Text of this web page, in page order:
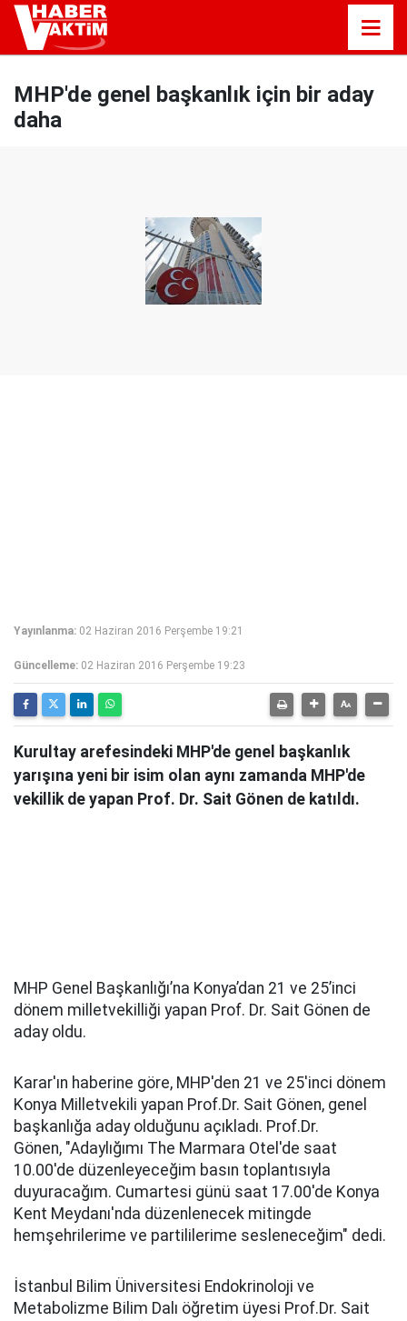
MHP'de genel başkanlık için bir aday
daha
Yayınlanma: 02 Haziran 2016 Perşembe 19:21
Güncelleme: 02 Haziran 2016 Perşembe 19:23
Kurultay arefesindeki MHP'de genel başkanlık
yarışına yeni bir isim olan aynı zamanda MHP'de
vekillik de yapan Prof. Dr. Sait Gönen de katıldı.
MHP Genel Başkanlığı’na Konya’dan 21 ve 25’inci
dönem milletvekilliği yapan Prof. Dr. Sait Gönen de
aday oldu.
Karar'ın haberine göre, MHP'den 21 ve 25'inci dönem
Konya Milletvekili yapan Prof.Dr. Sait Gönen, genel
başkanlığa aday olduğunu açıkladı. Prof.Dr.
Gönen, "Adaylığımı The Marmara Otel'de saat
10.00'de düzenleyeceğim basın toplantısıyla
duyuracağım. Cumartesi günü saat 17.00'de Konya
Kent Meydanı'nda düzenlenecek mitingde
hemşehrilerime ve partililerime sesleneceğim" dedi.
İstanbul Bilim Üniversitesi Endokrinoloji ve
Metabolizme Bilim Dalı öğretim üyesi Prof.Dr. Sait